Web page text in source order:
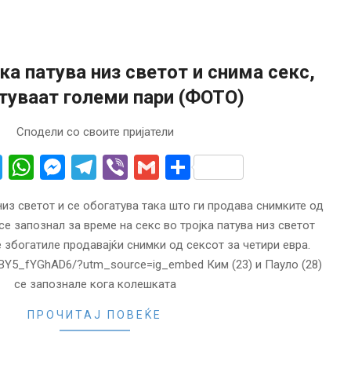
патува низ светот и снима секс,
големи пари (ФОТО)
Сподели со своите пријатели
Twitter
WhatsApp
Messenger
Telegram
ViberGmailShare
светот и се обогатува така што ги продава снимките од
запознал за време на секс во тројка патува низ светот
продавајќи снимки од сексот за четири евра.
?utm_source=ig_embed Ким (23) и Пауло (28)
се запознале кога колешката
ПРОЧИТАЈ ПОВЕЌЕ